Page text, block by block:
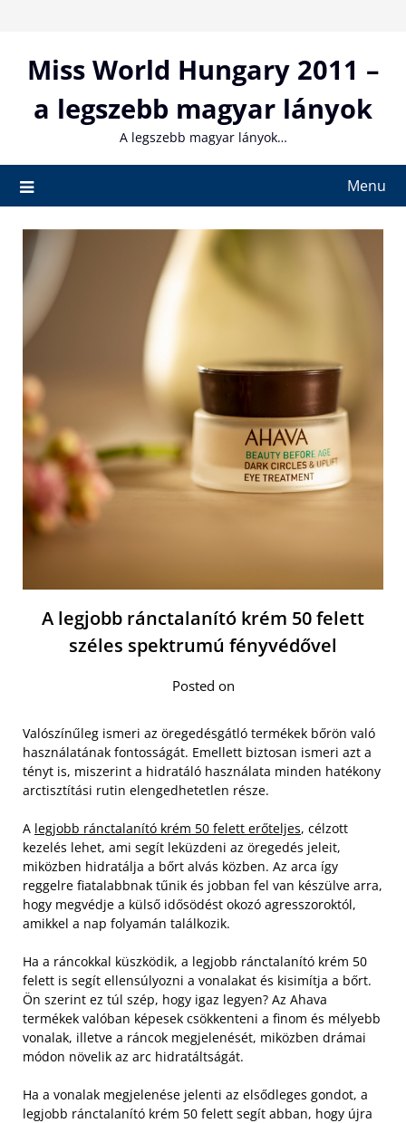
contentMiss World Hungary 2011 –
a legszebb magyar lányok
A legszebb magyar lányok…
Menu
A legjobb ránctalanító krém 50 felett
széles spektrumú fényvédővel
Posted on
Valószínűleg ismeri az öregedésgátló termékek bőrön való
használatának fontosságát. Emellett biztosan ismeri azt a
tényt is, miszerint a hidratáló használata minden hatékony
arctisztítási rutin elengedhetetlen része.
A legjobb ránctalanító krém 50 felett erőteljes, célzott
kezelés lehet, ami segít leküzdeni az öregedés jeleit,
miközben hidratálja a bőrt alvás közben. Az arca így
reggelre fiatalabbnak tűnik és jobban fel van készülve arra,
hogy megvédje a külső idősödést okozó agresszoroktól,
amikkel a nap folyamán találkozik.
Ha a ráncokkal küszködik, a legjobb ránctalanító krém 50
felett is segít ellensúlyozni a vonalakat és kisimítja a bőrt.
Ön szerint ez túl szép, hogy igaz legyen? Az Ahava
termékek valóban képesek csökkenteni a finom és mélyebb
vonalak, illetve a ráncok megjelenését, miközben drámai
módon növelik az arc hidratáltságát.
Ha a vonalak megjelenése jelenti az elsődleges gondot, a
legjobb ránctalanító krém 50 felett segít abban, hogy újra